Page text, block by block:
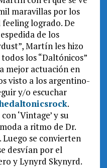
maravillas por los
logrado. De
de los
Martín les hizo
los “Daltónicos”
mejor actuación en
visto a los argentino-
y/o escuchar
.
‘Vintage’ y su
a ritmo de Dr.
se convierten
desvían por el
y Lynyrd Skynyrd.